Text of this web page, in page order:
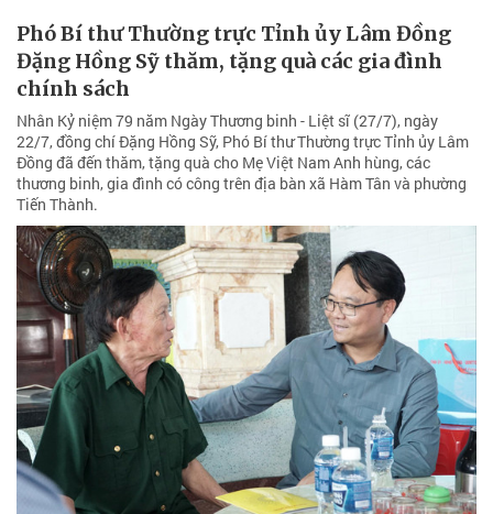
Phó Bí thư Thường trực Tỉnh ủy Lâm Đồng
Đặng Hồng Sỹ thăm, tặng quà các gia đình
chính sách
Nhân Kỷ niệm 79 năm Ngày Thương binh - Liệt sĩ (27/7), ngày
22/7, đồng chí Đặng Hồng Sỹ, Phó Bí thư Thường trực Tỉnh ủy Lâm
Đồng đã đến thăm, tặng quà cho Mẹ Việt Nam Anh hùng, các
thương binh, gia đình có công trên địa bàn xã Hàm Tân và phường
Tiến Thành.